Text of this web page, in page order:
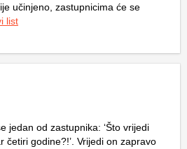
učinjeno, zastupnicima će se
list
jedan od zastupnika: ‘Što vrijedi
četiri godine?!’. Vrijedi on zapravo